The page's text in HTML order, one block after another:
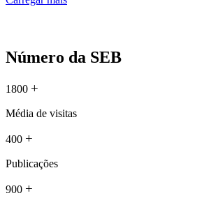
Número da SEB
1800 +
Média de visitas
400 +
Publicações
900 +